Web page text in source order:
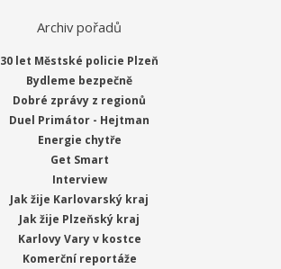
Archiv pořadů
30 let Městské policie Plzeň
Bydleme bezpečně
Dobré zprávy z regionů
Duel Primátor - Hejtman
Energie chytře
Get Smart
Interview
Jak žije Karlovarský kraj
Jak žije Plzeňský kraj
Karlovy Vary v kostce
Komerční reportáže